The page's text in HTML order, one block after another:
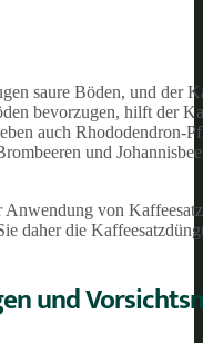
saure Böden, und der
bevorzugen, hilft der
auch Rhododendron-
und
von
daher die
und